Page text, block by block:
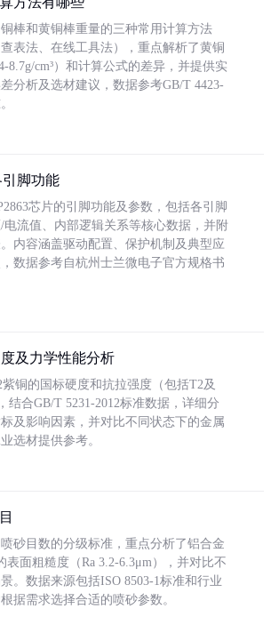
棒和黄铜棒重量的三种常用计算方法
查表法、在线工具法），重点解析了黄铜
8.7g/cm³）和计算公式的差异，并提供实
分析及选材建议，数据参考GB/T 4423-
引脚功能
芯片的引脚功能及参数，包括各引脚
电流值、内部逻辑关系等核心数据，并附
内容涵盖驱动配置、保护机制及典型应
数据参考自杭州士兰微电子官方规格书
及力学性能分析
铜的国标硬度和抗拉强度（包括T2及
结合GB/T 5231-2012标准数据，详细分
及影响因素，并对比不同状态下的金属
选材提供参考。
砂目数的分级标准，重点分析了铝合金
表面粗糙度（Ra 3.2-6.3μm），并对比不
。数据来源包括ISO 8503-1标准和行业
据需求选择合适的喷砂参数。